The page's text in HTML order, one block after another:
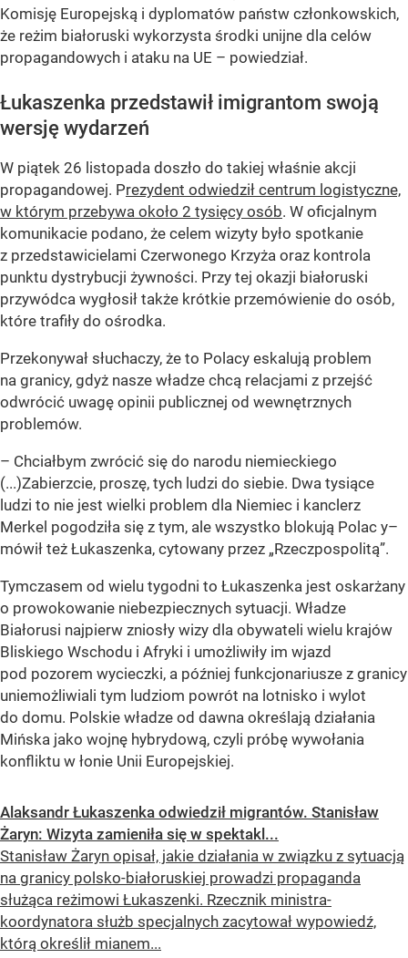
Komisję Europejską i dyplomatów państw członkowskich,
że reżim białoruski wykorzysta środki unijne dla celów
propagandowych i ataku na UE – powiedział.
Łukaszenka przedstawił imigrantom swoją
wersję wydarzeń
W piątek 26 listopada doszło do takiej właśnie akcji
propagandowej. Prezydent odwiedził centrum logistyczne,
w którym przebywa około 2 tysięcy osób. W oficjalnym
komunikacie podano, że celem wizyty było spotkanie
z przedstawicielami Czerwonego Krzyża oraz kontrola
punktu dystrybucji żywności. Przy tej okazji białoruski
przywódca wygłosił także krótkie przemówienie do osób,
które trafiły do ośrodka.
Przekonywał słuchaczy, że to Polacy eskalują problem
na granicy, gdyż nasze władze chcą relacjami z przejść
odwrócić uwagę opinii publicznej od wewnętrznych
problemów.
– Chciałbym zwrócić się do narodu niemieckiego
(...)Zabierzcie, proszę, tych ludzi do siebie. Dwa tysiące
ludzi to nie jest wielki problem dla Niemiec i kanclerz
Merkel pogodziła się z tym, ale wszystko blokują Polac y–
mówił też Łukaszenka, cytowany przez „Rzeczpospolitą”.
Tymczasem od wielu tygodni to Łukaszenka jest oskarżany
o prowokowanie niebezpiecznych sytuacji. Władze
Białorusi najpierw zniosły wizy dla obywateli wielu krajów
Bliskiego Wschodu i Afryki i umożliwiły im wjazd
pod pozorem wycieczki, a później funkcjonariusze z granicy
uniemożliwiali tym ludziom powrót na lotnisko i wylot
do domu. Polskie władze od dawna określają działania
Mińska jako wojnę hybrydową, czyli próbę wywołania
konfliktu w łonie Unii Europejskiej.
Alaksandr Łukaszenka odwiedził migrantów. Stanisław
Żaryn: Wizyta zamieniła się w spektakl...
Stanisław Żaryn opisał, jakie działania w związku z sytuacją
na granicy polsko-białoruskiej prowadzi propaganda
służąca reżimowi Łukaszenki. Rzecznik ministra-
koordynatora służb specjalnych zacytował wypowiedź,
którą określił mianem...